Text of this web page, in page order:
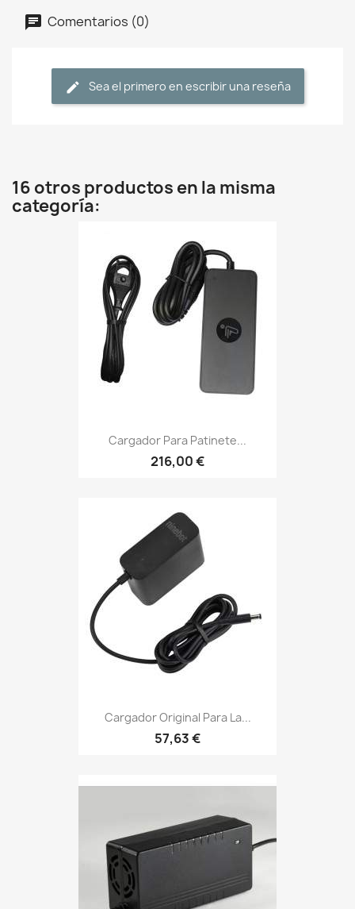
Comentarios (0)
Sea el primero en escribir una reseña
16 otros productos en la misma
categoría:
Cargador Para Patinete...
216,00 €
Cargador Original Para La...
57,63 €